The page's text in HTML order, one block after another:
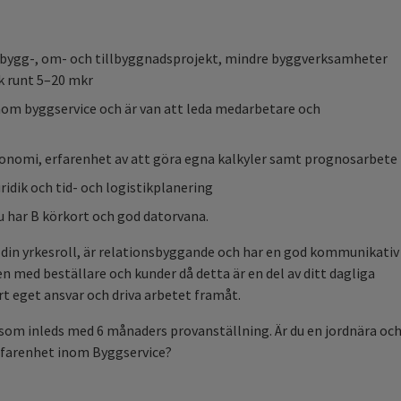
, om- och tillbyggnadsprojekt, mindre byggverksamheter
runt 5–20 mkr
byggservice och är van att leda medarbetare och
erfarenhet av att göra egna kalkyler samt prognosarbete
och tid- och logistikplanering
B körkort och god datorvana.
yrkesroll, är relationsbyggande och har en god kommunikativ
med beställare och kunder då detta är en del av ditt dagliga
eget ansvar och driva arbetet framåt.
inleds med 6 månaders provanställning. Är du en jordnära och
inom Byggservice?